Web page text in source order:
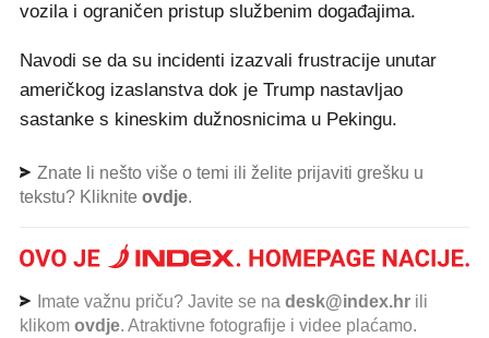
vozila i ograničen pristup službenim događajima.
Navodi se da su incidenti izazvali frustracije unutar
američkog izaslanstva dok je Trump nastavljao
sastanke s kineskim dužnosnicima u Pekingu.
Znate li nešto više o temi ili želite prijaviti grešku u
tekstu? Kliknite ovdje.
Imate važnu priču? Javite se na desk@index.hr ili
klikom ovdje. Atraktivne fotografije i videe plaćamo.